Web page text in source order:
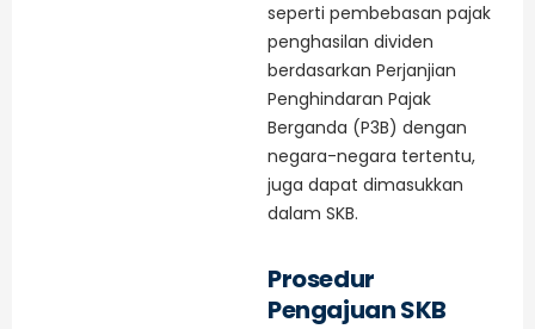
seperti pembebasan pajak
penghasilan dividen
berdasarkan Perjanjian
Penghindaran Pajak
Berganda (P3B) dengan
negara-negara tertentu,
juga dapat dimasukkan
dalam SKB.
Prosedur
Pengajuan SKB